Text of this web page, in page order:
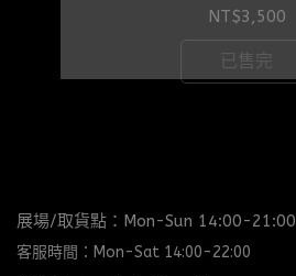
NT$3,500
已售完
展場/取貨點：Mon-Sun 14:00-21:00
客服時間：Mon-Sat 14:00-22:00